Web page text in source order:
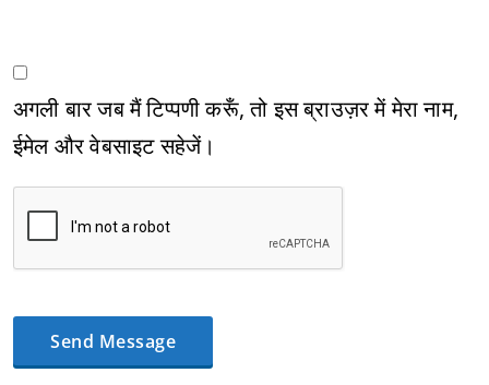
अगली बार जब मैं टिप्पणी करूँ, तो इस ब्राउज़र में मेरा नाम,
ईमेल और वेबसाइट सहेजें।